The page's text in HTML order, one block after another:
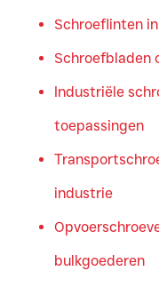
Schroeflinten
Schroefbladen
Industriële
toepassingen
industrie
bulkgoederen